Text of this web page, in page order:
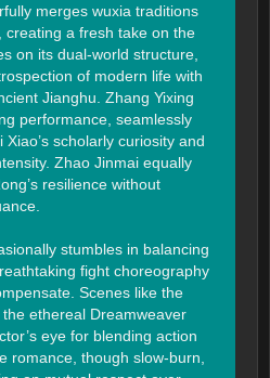
merges wuxia traditions
creating a fresh take on the
on its dual-world structure,
of modern life with
Jianghu. Zhang Yixing
performance, seamlessly
scholarly curiosity and
Zhao Jinmai equally
resilience without
stumbles in balancing
fight choreography
Scenes like the
ethereal Dreamweaver
eye for blending action
romance, though slow-burn,